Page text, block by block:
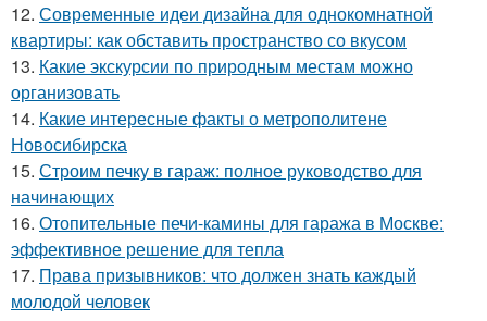
12. Современные идеи дизайна для однокомнатной
квартиры: как обставить пространство со вкусом
13. Какие экскурсии по природным местам можно
организовать
14. Какие интересные факты о метрополитене
Новосибирска
15. Строим печку в гараж: полное руководство для
начинающих
16. Отопительные печи-камины для гаража в Москве:
эффективное решение для тепла
17. Права призывников: что должен знать каждый
молодой человек